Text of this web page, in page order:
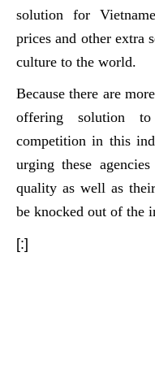
solution for
prices and other extra
culture to the world.
Because there are
offering solution to
competition in this
urging these
quality as well as
be knocked out of the
[:]